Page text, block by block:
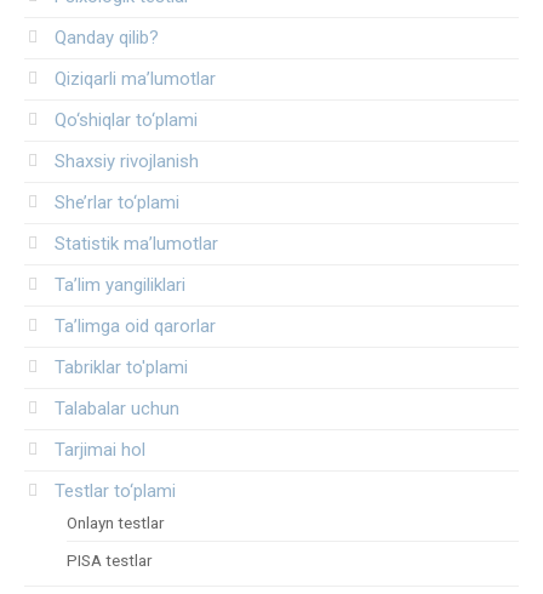
Qanday qilib?
Qiziqarli ma’lumotlar
Qo‘shiqlar to‘plami
Shaxsiy rivojlanish
She’rlar to‘plami
Statistik ma’lumotlar
Ta’lim yangiliklari
Ta’limga oid qarorlar
Tabriklar to'plami
Talabalar uchun
Tarjimai hol
Testlar to‘plami
Onlayn testlar
PISA testlar